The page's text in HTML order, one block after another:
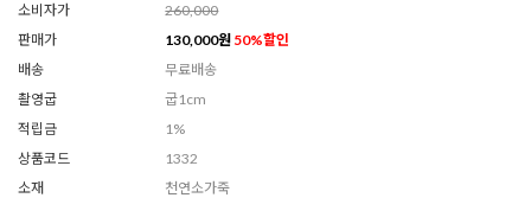
소비자가
260,000
판매가
130,000원 50%할인
배송
무료배송
촬영굽
굽1cm
적립금
1%
상품코드
1332
소재
천연소가죽